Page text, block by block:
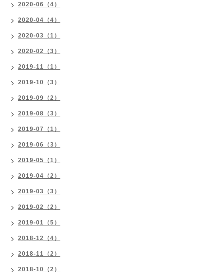
2020-06（4）
2020-04（4）
2020-03（1）
2020-02（3）
2019-11（1）
2019-10（3）
2019-09（2）
2019-08（3）
2019-07（1）
2019-06（3）
2019-05（1）
2019-04（2）
2019-03（3）
2019-02（2）
2019-01（5）
2018-12（4）
2018-11（2）
2018-10（2）